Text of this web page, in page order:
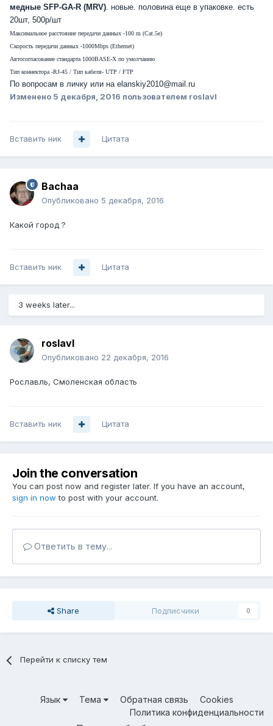
медные SFP-GA-R (MRV). новые. половина еще в упаковке. есть
20шт, 500р/шт
Максимальное расстояние передачи данных -100 m (Cat.5e)
Скорость передачи данных -1000Mbps (Ethernet)
Автосогласование стандарта 1000BASE-X по умолчанию
Тип коннектора -RJ-45 / Тип кабеля- UTP / FTP
По вопросам в личку или на elanskiy2010@mail.ru
Изменено 5 декабря, 2016 пользователем roslavl
Вставить ник Цитата
Bachaa
Опубликовано 5 декабря, 2016
Какой город ?
Вставить ник Цитата
3 weeks later...
roslavl
Опубликовано 22 декабря, 2016
Рославль, Смоленская область
Вставить ник Цитата
Join the conversation
You can post now and register later. If you have an account,
sign in now to post with your account.
Ответить в тему...
Share Подписчики 0
Перейти к списку тем
Язык Тема Обратная связь
Cookies
Политика конфиденциальности